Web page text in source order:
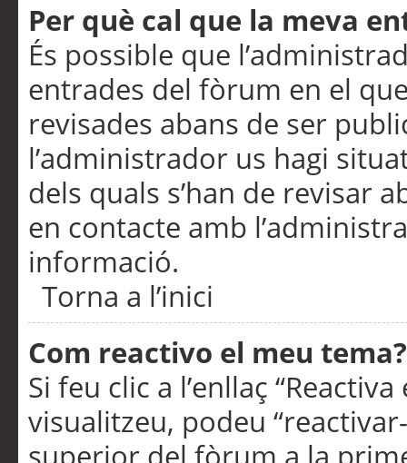
Per què cal que la meva
És possible que
entrades del fòrum en el
revisades abans de ser
l’administrador us hagi
dels quals s’han de revisar
en contacte amb
informació.
Torna a l’inici
Com reactivo el meu tema?
Si feu clic a l’enllaç
visualitzeu, podeu